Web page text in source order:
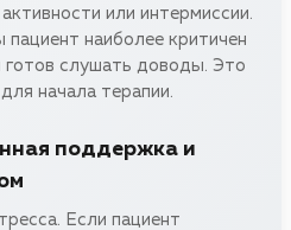
или интермиссии.
пациент наиболее критичен
готов слушать доводы. Это
начала терапии.
поддержка и
Если пациент